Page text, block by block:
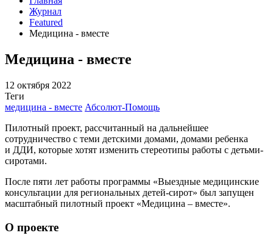
Журнал
Featured
Медицина - вместе
Медицина - вместе
12 октября 2022
Теги
медицина - вместе Абсолют-Помощь
Пилотный проект, рассчитанный на дальнейшее
сотрудничество с теми детскими домами, домами ребенка
и ДДИ, которые хотят изменить стереотипы работы с детьми-
сиротами.
После пяти лет работы программы «Выездные медицинские
консультации для региональных детей-сирот» был запущен
масштабный пилотный проект «Медицина – вместе».
О проекте